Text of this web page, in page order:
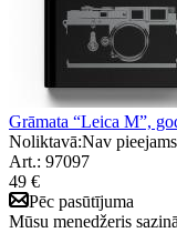
Grāmata “Leica M”,
Noliktavā:Nav pieejams
Art.: 97097
49 €
Pēc pasūtījuma
Mūsu menedžeris